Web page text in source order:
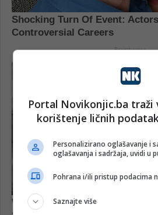
Portal Novikonjic.ba traži
korištenje ličnih
Personalizirano oglašavanje i
oglašavanja i sadržaja, uvidi u
Pohrana i/ili pristup podacima
Saznajte više